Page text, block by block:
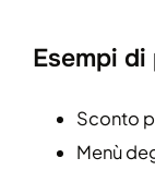
Esempi
Sconto
Menù